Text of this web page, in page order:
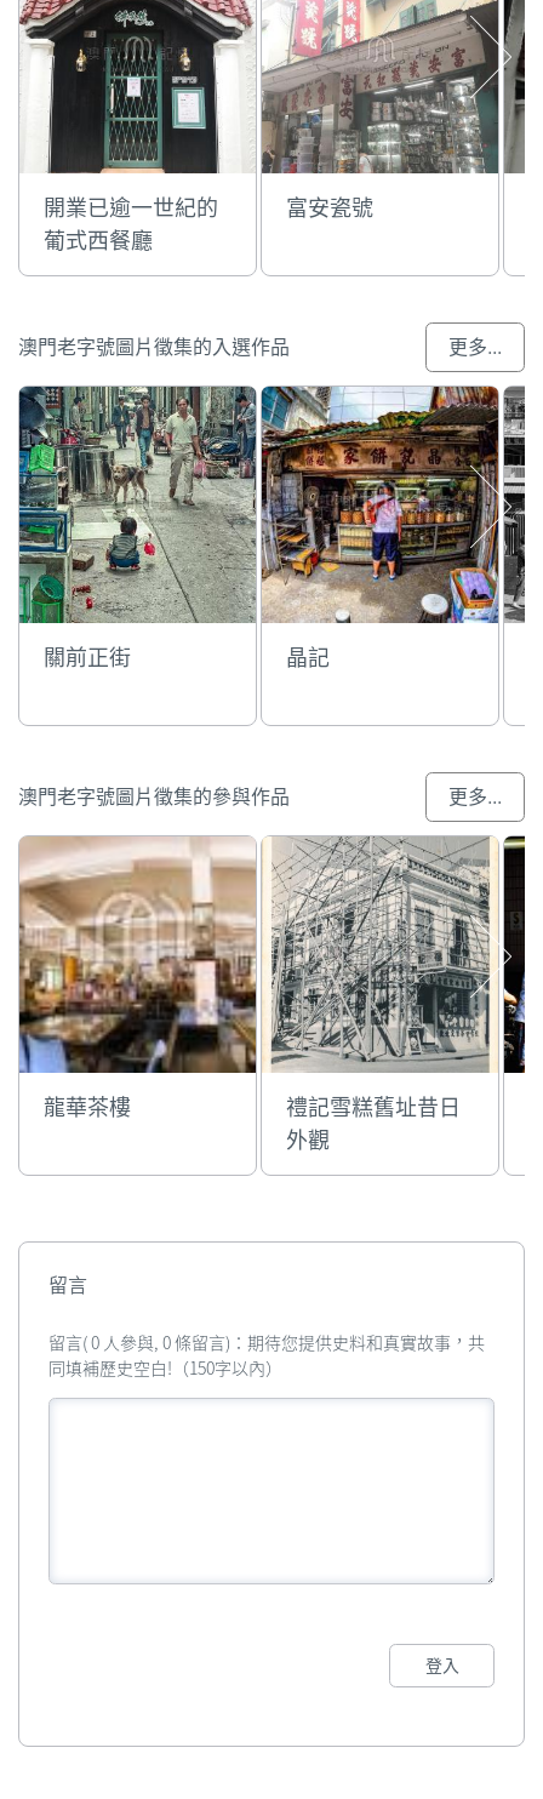
開業已逾一世紀的
葡式西餐廳
富安瓷號
澳門老字號圖片徵集的入選作品 更多...
關前正街 晶記
澳門老字號圖片徵集的參與作品 更多...
龍華茶樓
禮記雪糕舊址昔日
外觀
留言
留言( 0 人參與, 0 條留言)：期待您提供史料和真實故事，共
同填補歷史空白!（150字以內）
登入